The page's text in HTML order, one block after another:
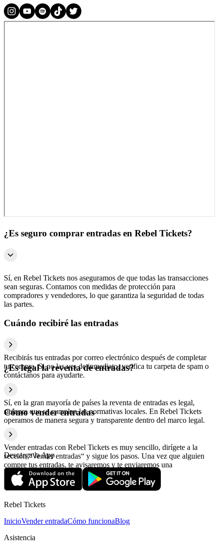
¿Es seguro comprar entradas en Rebel Tickets?
Sí, en Rebel Tickets nos aseguramos de que todas las transacciones
sean seguras. Contamos con medidas de protección para
compradores y vendedores, lo que garantiza la seguridad de todas
las partes.
Cuándo recibiré las entradas
Recibirás tus entradas por correo electrónico después de completar
tu compra. Si no las ves de inmediato, verifica tu carpeta de spam o
contáctanos para ayudarte.
¿Es legal la reventa de entradas?
Sí, en la gran mayoría de países la reventa de entradas es legal,
siempre que se cumplan las normativas locales. En Rebel Tickets
operamos de manera segura y transparente dentro del marco legal.
Cómo vender entradas
Vender entradas con Rebel Tickets es muy sencillo, dirígete a la
sección “Vender entradas“ y sigue los pasos. Una vez que alguien
compre tus entradas, te avisaremos y te enviaremos una
confirmación con la información relativa al pago.
Descarga la App
Rebel Tickets
InicioVender entradaCómo funcionaBlog
Asistencia